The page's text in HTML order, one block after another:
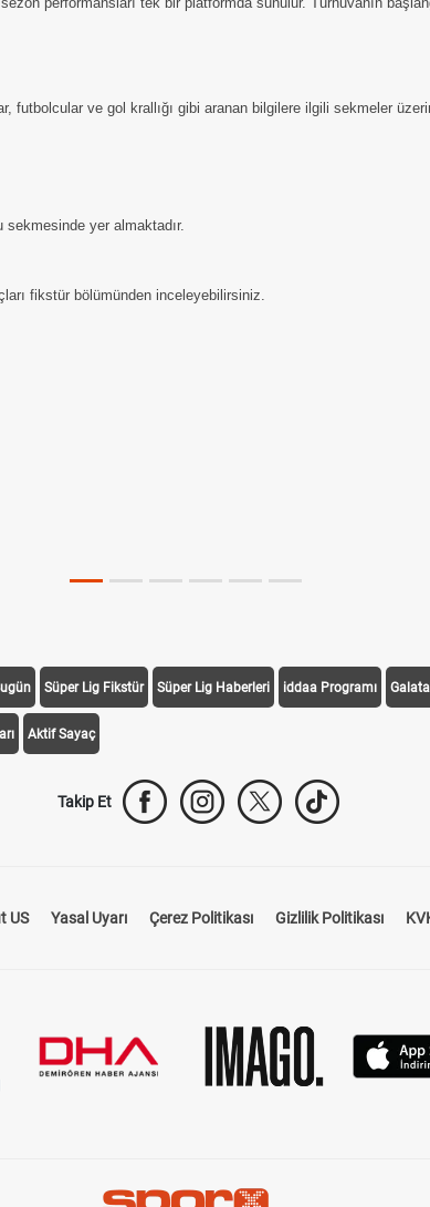
futbolcular ve gol krallığı gibi aranan bilgilere ilgili sekmeler
sekmesinde yer almaktadır.
fikstür bölümünden inceleyebilirsiniz.
Süper Lig Fikstür Süper Lig Haberleri iddaa Programı
Aktif Sayaç
Takip Et
US Yasal Uyarı Çerez Politikası Gizlilik Politikası